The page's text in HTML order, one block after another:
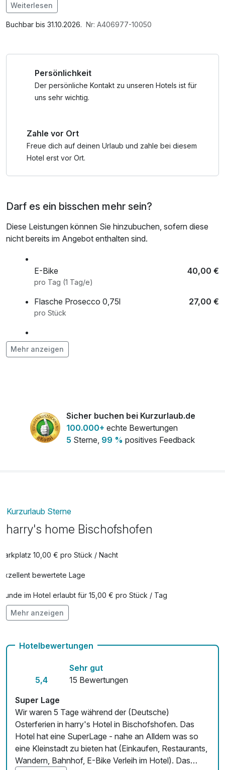
Auf Wunsch bekommen Sie für nur € 5,00 pro Tag eine
Nespresso-Maschine mit 5 Kapseln aufs Zimmer.
Im Angebot enthalten
W-LAN Nutzung / Internetnutzung
Weiterlesen
Buchbar bis 31.10.2026. Nr: A406977-10050
Persönlichkeit
Der persönliche Kontakt zu unseren Hotels ist für
uns sehr wichtig.
Zahle vor Ort
Freue dich auf deinen Urlaub und zahle bei diesem
Hotel erst vor Ort.
Darf es ein bisschen mehr sein?
Diese Leistungen können Sie hinzubuchen, sofern diese
nicht bereits im Angebot enthalten sind.
E-Bike 40,00 €
pro Tag (1 Tag/e)
Flasche Prosecco 0,75l 27,00 €
pro Stück
Haustier
pro Nacht
Mehr anzeigen
Sicher buchen bei Kurzurlaub.de
100.000+ echte Bewertungen
5 Sterne, 99 % positives Feedback
Kurzurlaub Sterne
harry's home Bischofshofen
Parkplatz 10,00 € pro Stück / Nacht
Exzellent bewertete Lage
Hunde im Hotel erlaubt für 15,00 € pro Stück / Tag
Auch vegetarische Speisen
Kostenloses W-LAN
Mit Hotelbar
Mehr anzeigen
Hotelbewertungen
5,4
Sehr gut
15 Bewertungen
Super Lage
Wir waren 5 Tage während der (Deutsche)
Osterferien in harry's Hotel in Bischofshofen. Das
Hotel hat eine SuperLage - nahe an Alldem was so
eine Kleinstadt zu bieten hat (Einkaufen, Restaurants,
Wandern, Bahnhof, E-Bike Verleih im Hotel). Das